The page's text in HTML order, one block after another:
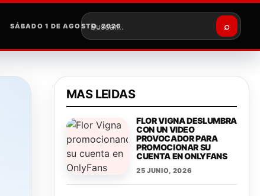
SÁBADO 1 DE AGOSTO, 2026
Buscar
⌕
MAS LEIDAS
FLOR VIGNA DESLUMBRA
CON UN VIDEO
PROVOCADOR PARA
PROMOCIONAR SU
CUENTA EN ONLYFANS
25 JUNIO, 2026